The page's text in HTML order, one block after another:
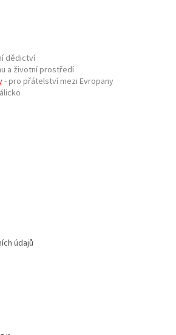
dědictví
a životní prostředí
- pro přátelství mezi Evropany
údajů